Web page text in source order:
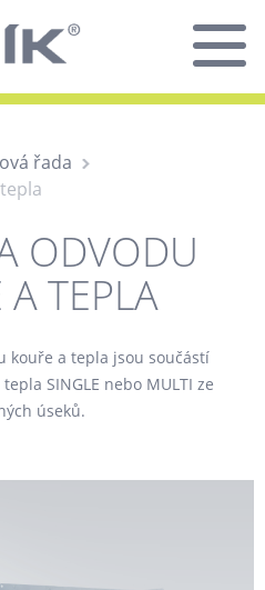
řada
ODVODU
A TEPLA
kouře a tepla jsou součástí
SINGLE nebo MULTI ze
úseků.